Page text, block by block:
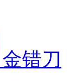
金错刀